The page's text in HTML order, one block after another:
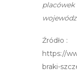
placówek
Źródło :
https://
braki-